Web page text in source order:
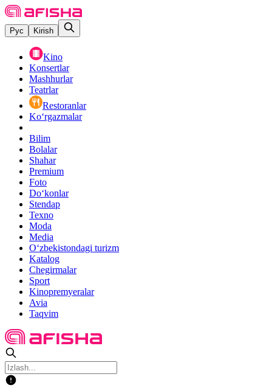
Рус Kirish
Kino
Konsertlar
Mashhurlar
Teatrlar
Restoranlar
Ko‘rgazmalar
Bilim
Bolalar
Shahar
Premium
Foto
Do‘konlar
Stendap
Texno
Moda
Media
O‘zbekistondagi turizm
Katalog
Chegirmalar
Sport
Kinopremyeralar
Avia
Taqvim